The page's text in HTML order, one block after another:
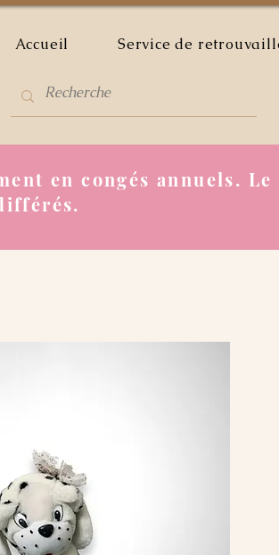
Accueil Service de
en congés annuels.